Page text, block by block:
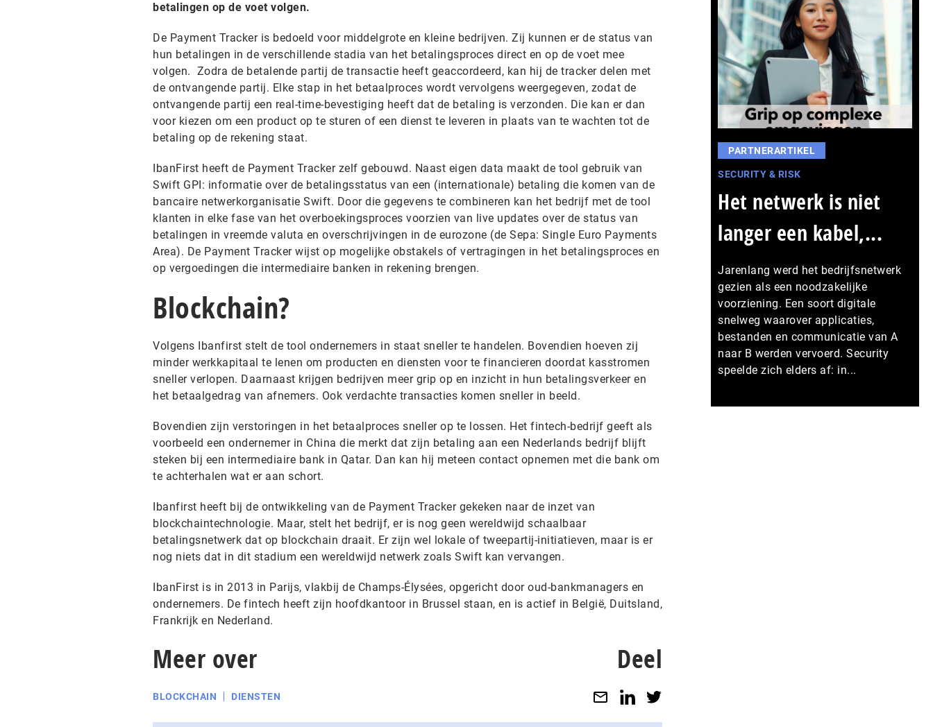
betalingen op de voet volgen.
De Payment Tracker is bedoeld voor middelgrote en kleine bedrijven. Zij kunnen er de status van
hun betalingen in de verschillende stadia van het betalingsproces direct en op de voet mee
volgen. Zodra de betalende partij de transactie heeft geaccordeerd, kan hij de tracker delen met
de ontvangende partij. Elke stap in het betaalproces wordt vervolgens weergegeven, zodat de
ontvangende partij een real-time-bevestiging heeft dat de betaling is verzonden. Die kan er dan
voor kiezen om een product op te sturen of een dienst te leveren in plaats van te wachten tot de
betaling op de rekening staat.
IbanFirst heeft de Payment Tracker zelf gebouwd. Naast eigen data maakt de tool gebruik van
Swift GPI: informatie over de betalingsstatus van een (internationale) betaling die komen van de
bancaire netwerkorganisatie Swift. Door die gegevens te combineren kan het bedrijf met de tool
klanten in elke fase van het overboekingsproces voorzien van live updates over de status van
betalingen in vreemde valuta en overschrijvingen in de eurozone (de Sepa: Single Euro Payments
Area). De Payment Tracker wijst op mogelijke obstakels of vertragingen in het betalingsproces en
op vergoedingen die intermediaire banken in rekening brengen.
Blockchain?
Volgens Ibanfirst stelt de tool ondernemers in staat sneller te handelen. Bovendien hoeven zij
minder werkkapitaal te lenen om producten en diensten voor te financieren doordat kasstromen
sneller verlopen. Daarnaast krijgen bedrijven meer grip op en inzicht in hun betalingsverkeer en
het betaalgedrag van afnemers. Ook verdachte transacties komen sneller in beeld.
Bovendien zijn verstoringen in het betaalproces sneller op te lossen. Het fintech-bedrijf geeft als
voorbeeld een ondernemer in China die merkt dat zijn betaling aan een Nederlands bedrijf blijft
steken bij een intermediaire bank in Qatar. Dan kan hij meteen contact opnemen met die bank om
te achterhalen wat er aan schort.
Ibanfirst heeft bij de ontwikkeling van de Payment Tracker gekeken naar de inzet van
blockchaintechnologie. Maar, stelt het bedrijf, er is nog geen wereldwijd schaalbaar
betalingsnetwerk dat op blockchain draait. Er zijn wel lokale of tweepartij-initiatieven, maar is er
nog niets dat in dit stadium een wereldwijd netwerk zoals Swift kan vervangen.
IbanFirst is in 2013 in Parijs, vlakbij de Champs-Élysées, opgericht door oud-bankmanagers en
ondernemers. De fintech heeft zijn hoofdkantoor in Brussel staan, en is actief in België, Duitsland,
Frankrijk en Nederland.
Meer over
BLOCKCHAIN DIENSTEN
Deel
PARTNERARTIKEL
SECURITY & RISK
Het netwerk is niet
langer een kabel,...
Jarenlang werd het bedrijfsnetwerk
gezien als een noodzakelijke
voorziening. Een soort digitale
snelweg waarover applicaties,
bestanden en communicatie van A
naar B werden vervoerd. Security
speelde zich elders af: in...